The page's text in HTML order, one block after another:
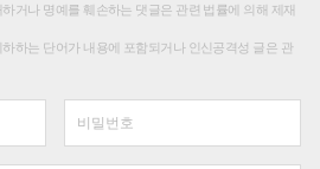
거나 명예를 훼손하는 댓글은 관련 법률에 의해 제재
하는 단어가 내용에 포함되거나 인신공격성 글은 관